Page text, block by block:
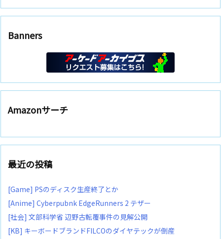
Banners
Amazonサーチ
最近の投稿
[Game] PSのディスク生産終了とか
[Anime] Cyberpubnk EdgeRunners 2 テザー
[社会] 文部科学省 辺野古転覆事件の見解公開
[KB] キーボードブランドFILCOのダイヤテックが倒産